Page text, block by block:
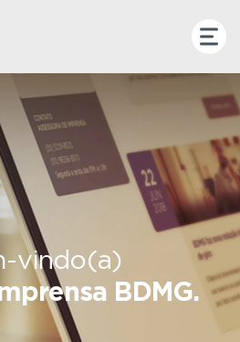
vindo(a)
BDMG.